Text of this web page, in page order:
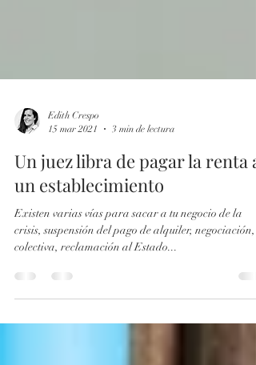
Edith Crespo
15 mar 2021
3 min de lectura
Un juez libra de pagar la renta a
un establecimiento
Existen varias vías para sacar a tu negocio de la
crisis, suspensión del pago de alquiler, negociación,